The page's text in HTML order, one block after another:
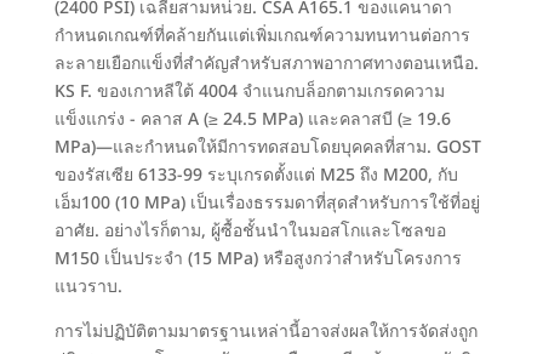
(2400 PSI) เฉลี่ยสามหน่วย. CSA A165.1 ของแคนาดา
กำหนดเกณฑ์ที่คล้ายกันแต่เพิ่มเกณฑ์ความทนทานต่อการ
ละลายเยือกแข็งที่สำคัญสำหรับสภาพอากาศทางตอนเหนือ.
KS F. ของเกาหลีใต้4004 จำแนกบล็อกตามเกรดความ
แข็งแกร่ง - คลาส A(≥24.5 MPa) และคลาสบี (≥19.6
MPa)—และกำหนดให้มีการทดสอบโดยบุคคลที่สาม. GOST
ของรัสเซีย 6133-99 ระบุเกรดตั้งแต่ M25 ถึง M200, กับ
เอ็ม100(10 MPa) เป็นเรื่องธรรมดาที่สุดสำหรับการใช้ที่อยู่
อาศัย. อย่างไรก็ตาม, ผู้ซื้อชั้นนำในมอสโกและโซลขอ
M150 เป็นประจำ (15 MPa)หรือสูงกว่าสำหรับโครงการ
แนวราบ.
การไม่ปฏิบัติตามมาตรฐานเหล่านี้อาจส่งผลให้การจัดส่งถูก